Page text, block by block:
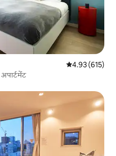
औसत रेटिंग 5 में से
4.93 (615)